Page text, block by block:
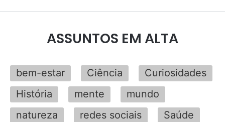
ASSUNTOS EM ALTA
bem-estar Ciência
Curiosidades
História
mente
mundo
natureza
redes sociais
Saúde